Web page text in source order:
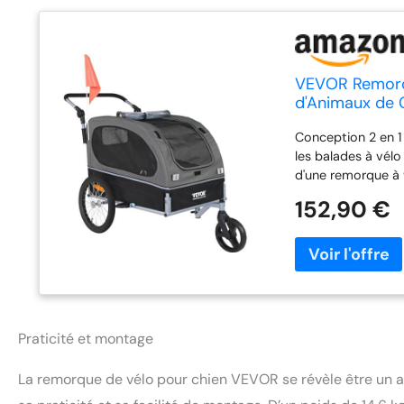
VEVOR
d'Animaux de
Drapeau,
Conception 2 en
les balades à
d'une remorque
kg, ce qui
animaux de
de 90°) à 44,88"/
couche de toile
152,90 €
Praticité et montage
La remorque de vélo pour chien VEVOR se révèle être